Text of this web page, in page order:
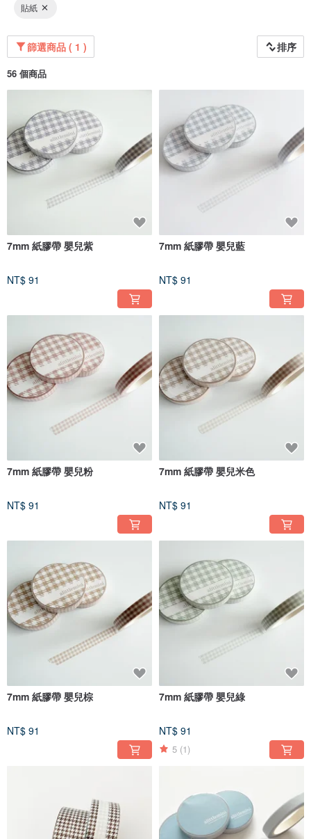
貼紙
篩選商品 ( 1 ) 排序
56 個商品
7mm 紙膠帶 嬰兒紫
NT$ 91
7mm 紙膠帶 嬰兒藍
NT$ 91
7mm 紙膠帶 嬰兒粉
NT$ 91
7mm 紙膠帶 嬰兒米色
NT$ 91
7mm 紙膠帶 嬰兒棕
NT$ 91
7mm 紙膠帶 嬰兒綠
NT$ 91
5 (1)